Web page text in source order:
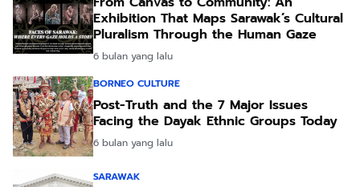
Exhibition That Maps Sarawak’s Cultural
Pluralism Through the Human Gaze
6 bulan yang lalu
BORNEO CULTURE
Post-Truth and the 7 Major Issues
Facing the Dayak Ethnic Groups Today
6 bulan yang lalu
SARAWAK